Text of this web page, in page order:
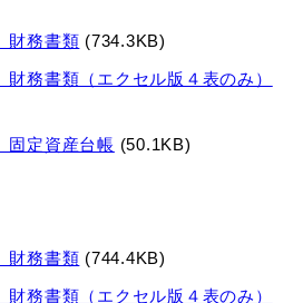
務書類 (734.3KB)
務書類（エクセル版４表のみ）
定資産台帳 (50.1KB)
務書類 (744.4KB)
務書類（エクセル版４表のみ）